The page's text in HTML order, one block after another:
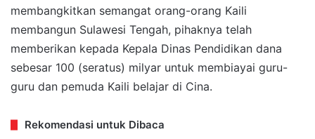
membangkitkan semangat orang-orang Kaili
membangun Sulawesi Tengah, pihaknya telah
memberikan kepada Kepala Dinas Pendidikan dana
sebesar 100 (seratus) milyar untuk membiayai guru-
guru dan pemuda Kaili belajar di Cina.
Rekomendasi untuk Dibaca